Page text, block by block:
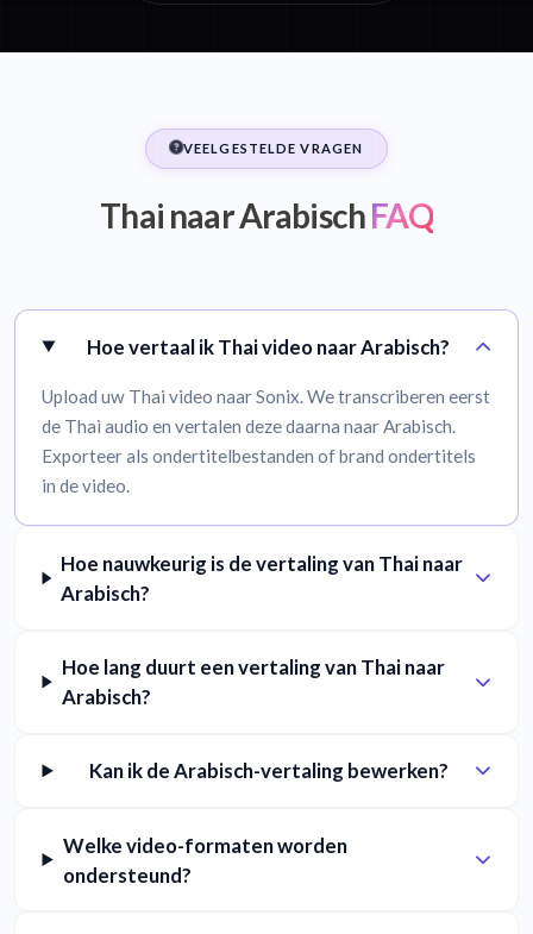
VEELGESTELDE VRAGEN
Thai naar ArabischFAQ
Hoe vertaal ik Thai video naar Arabisch?
Upload uw Thai video naar Sonix. We transcriberen eerst
de Thai audio en vertalen deze daarna naar Arabisch.
Exporteer als ondertitelbestanden of brand ondertitels
in de video.
Hoe nauwkeurig is de vertaling van Thai naar
Arabisch?
Hoe lang duurt een vertaling van Thai naar
Arabisch?
Kan ik de Arabisch-vertaling bewerken?
Welke video-formaten worden
ondersteund?